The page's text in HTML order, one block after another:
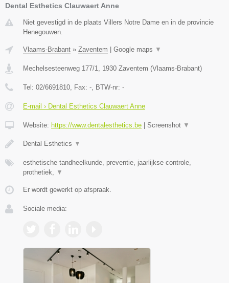
Dental Esthetics Clauwaert Anne
Niet gevestigd in de plaats Villers Notre Dame en in de provincie
Henegouwen.
Vlaams-Brabant » Zaventem Google maps ▼
Mechelsesteenweg 177/1, 1930 Zaventem (Vlaams-Brabant)
Tel: 02/6691810, Fax: -, BTW-nr: -
E-mail › Dental Esthetics Clauwaert Anne
Website: https://www.dentalesthetics.be Screenshot ▼
Dental Esthetics ▼
esthetische tandheelkunde, preventie, jaarlijkse controle,
prothetiek, ▼
Er wordt gewerkt op afspraak.
Sociale media: